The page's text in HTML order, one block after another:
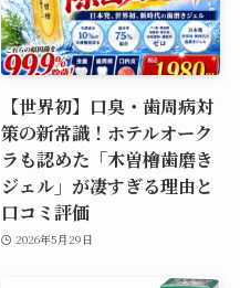
【世界初】口臭・歯周病対
策の新常識！ホテルオーク
ラも認めた「木曽檜歯磨き
ジェル」が凄すぎる理由と
口コミ評価
2026年5月29日